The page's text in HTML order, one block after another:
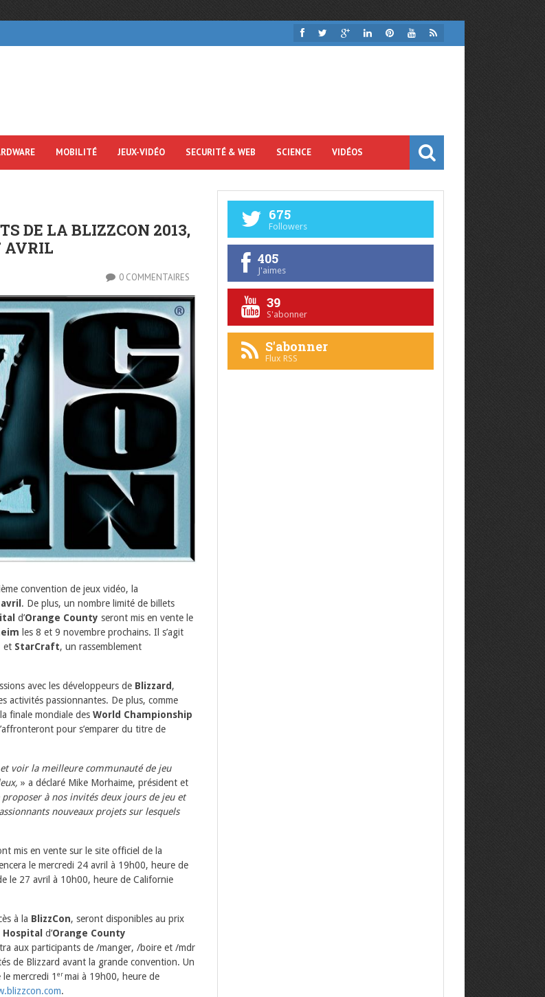
MOBILITÉ JEUX-VIDÉO SECURITÉ & WEB SCIENCE VIDÉOS
DE LA BLIZZCON 2013,
AVRIL
0 COMMENTAIRES
convention de jeux vidéo, la
. De plus, un nombre limité de billets
d’Orange County seront mis en vente le
les 8 et 9 novembre prochains. Il s’agit
et StarCraft, un rassemblement
avec les développeurs de Blizzard ,
activités passionnantes. De plus, comme
finale mondiale des World Championship
pour s’emparer du titre de
voir la meilleure communauté de jeu
» a déclaré Mike Morhaime, président et
proposer à nos invités deux jours de jeu et
nouveaux projets sur lesquels
mis en vente sur le site officiel de la
le mercredi 24 avril à 19h00, heure de
le 27 avril à 10h00, heure de Californie
à la BlizzCon, seront disponibles au prix
Hospital d’Orange County
aux participants de /manger, /boire et /mdr
de Blizzard avant la grande convention. Un
mercredi 1 er mai à 19h00, heure de
.
675
Followers
405
J'aimes
39
S'abonner
S'abonner
Flux RSS